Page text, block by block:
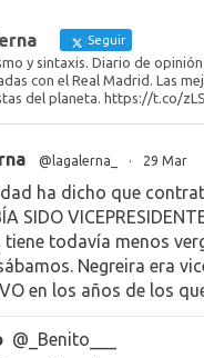
Seguir
y sintaxis. Diario de
con el Real Madrid. Las
del planeta. https://t.co/
@lagalerna_ · 29 Mar
ha dicho que
SIDO
todavía menos
Negreira era
en los años de los
@_Benito___